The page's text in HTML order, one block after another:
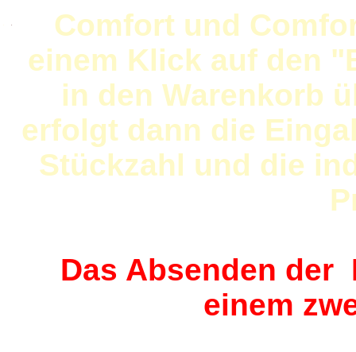
Comfort und
einem Klick auf den
in den Warenkorb
erfolgt dann die
Stückzahl und die
Das Absenden
einem